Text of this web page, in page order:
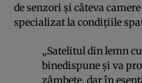
de senzori și câteva
specializat la condițiile
„Satelitul din lemn
binedispune și va
zâmbete, dar în